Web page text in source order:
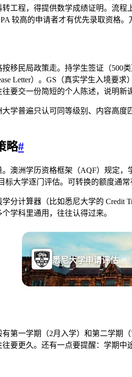
工程，得提供数学成绩证明。流
较高的申请者才有优先录取资格。
移民局政策走。持学生签证（
Letter）。GS（真实学生入境要
要交一份简短的个人陈述，说明新
学普遍只认可同等级别、内容高
略#
澳洲学历资格框架（AQF）规定，
标大学逐门评估。可转换的额度通
分计算器（比如悉尼大学的 Credit
学科里通用，往往认得过来。
悉尼大学申请评估 AI
第一学期（2月入学）和第二学期
要更久。还有一点要提醒：学期